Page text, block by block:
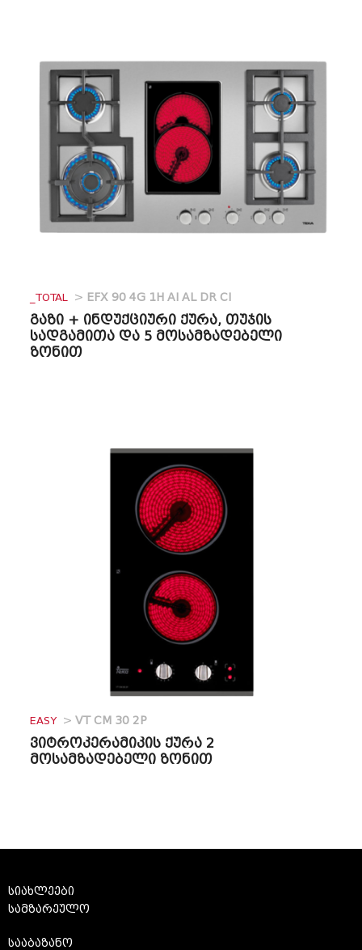
_TOTAL > EFX 90 4G 1H AI AL DR CI
გაზი + ინდუქციური ქურა, თუჯის
სადგამითა და 5 მოსამზადებელი
ზონით
EASY > VT CM 30 2P
ვიტროკერამიკის ქურა 2
მოსამზადებელი ზონით
სიახლეები
სამზარეულო
სააბაზანო